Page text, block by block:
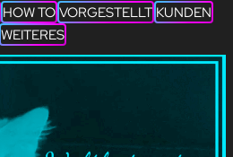
HOW TO VORGESTELLT KUNDEN
WEITERES